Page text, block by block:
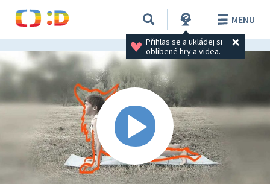
Přihlas se a ukládej si
oblíbené hry a videa.
MENU